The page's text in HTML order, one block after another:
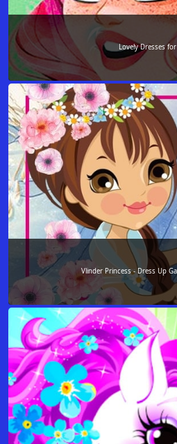
Lovely Dresses
Vlinder Princess - Dress Up